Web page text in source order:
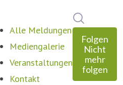
Alle Meldungen
Mediengalerie
Veranstaltungen
Kontakt
Folgen
Nicht
mehr
folgen